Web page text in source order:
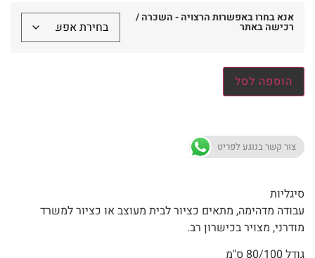
אנא בחרו באפשרות הרצויה - השכרה /
רכישה באתר
הוספה לסל
צור קשר בנוגע לפריט
סיגליות
עבודה מדהימה, מתאים כציור לבית מעוצב או כציור למשרד
מודרני, מצויר בכישרון רב.
גודל 80/100 ס"מ